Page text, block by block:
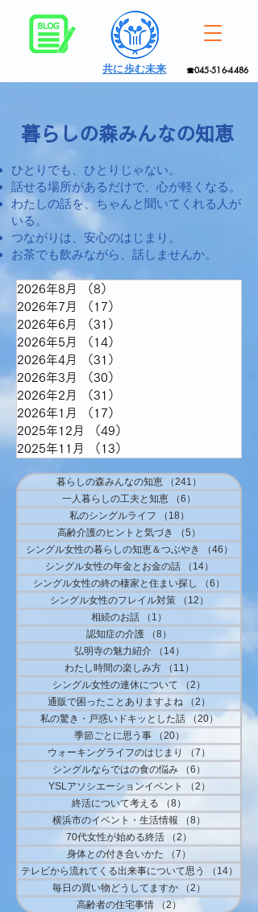
☎045-516-4486
共に歩む未来
暮らしの森みんなの知恵
ひとりでも、ひとりじゃない。
話せる場所があるだけで、心が軽くなる。
わたしの話を、ちゃんと聞いてくれる人が
いる。
つながりは、安心のはじまり。
お茶でも飲みながら、話しませんか。
2026年8月 （8）
2026年7月
（17）
2026年6月
（31）
2026年5月
（14）
2026年4月
（31）
2026年3月
（30）
2026年2月
（31）
2026年1月
（17）
2025年12月
（49）
2025年11月
（13）
暮らしの森みんなの知恵 （241）
241件の記事
一人暮らしの工夫と知恵
（6）
私のシングルライフ
（18）
高齢介護のヒントと気づき
（5）
シングル女性の暮らしの知恵＆つぶやき
（46）
シングル女性の年金とお金の話
（14）
シングル女性の終の棲家と住まい探し
（6）
シングル女性のフレイル対策
（12）
相続のお話
（1）
認知症の介護
（8）
弘明寺の魅力紹介
（14）
わたし時間の楽しみ方
（11）
シングル女性の連休について
（2）
通販で困ったことありますよね
（2）
2件の記事
私の驚き・戸惑いドキッとした話
（20）20件の記
季節ごとに思う事
（20）
ウォーキングライフのはじまり
（7）
シングルならではの食の悩み
（6）
YSLアソシエーションイベント
（2）
終活について考える
（8）
横浜市のイベント・生活情報
（8）
70代女性が始める終活
（2）
身体との付き合いかた
（7）
テレビから流れてくる出来事について思う
（14）
毎日の買い物どうしてますか
（2）
高齢者の住宅事情
（2）